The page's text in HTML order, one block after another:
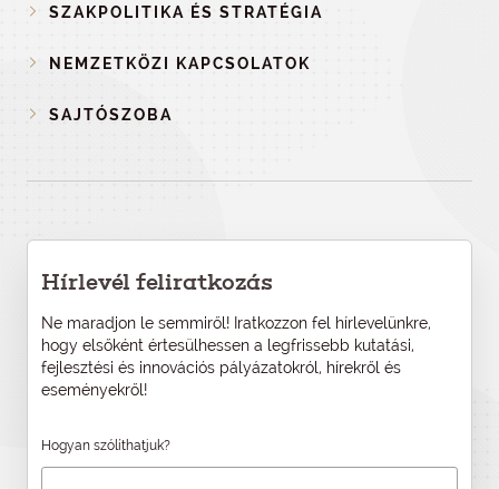
SZAKPOLITIKA ÉS STRATÉGIA
NEMZETKÖZI KAPCSOLATOK
SAJTÓSZOBA
Hírlevél feliratkozás
Ne maradjon le semmiről! Iratkozzon fel hírlevelünkre,
hogy elsőként értesülhessen a legfrissebb kutatási,
fejlesztési és innovációs pályázatokról, hírekről és
eseményekről!
Hogyan szólíthatjuk?